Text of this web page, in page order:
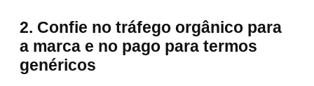
2. Confie no tráfego orgânico para
a marca e no pago para termos
genéricos